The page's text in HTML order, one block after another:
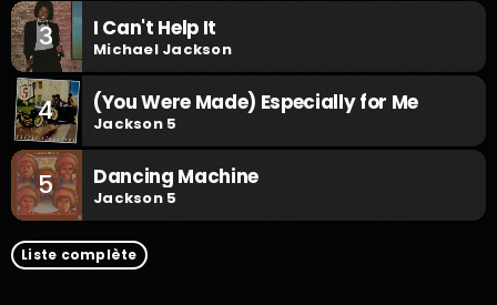
3 I Can't Help It
Michael Jackson
4 (You Were Made) Especially for Me
Jackson 5
5 Dancing Machine
Jackson 5
Liste complète